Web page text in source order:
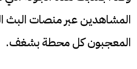
المشاهدين عبر منصات البث
المعجبون كل محطة بشغف.